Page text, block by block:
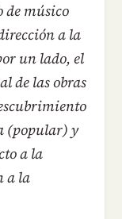
de músico
a la
un lado, el
de las obras
(popular) y
a la
a la